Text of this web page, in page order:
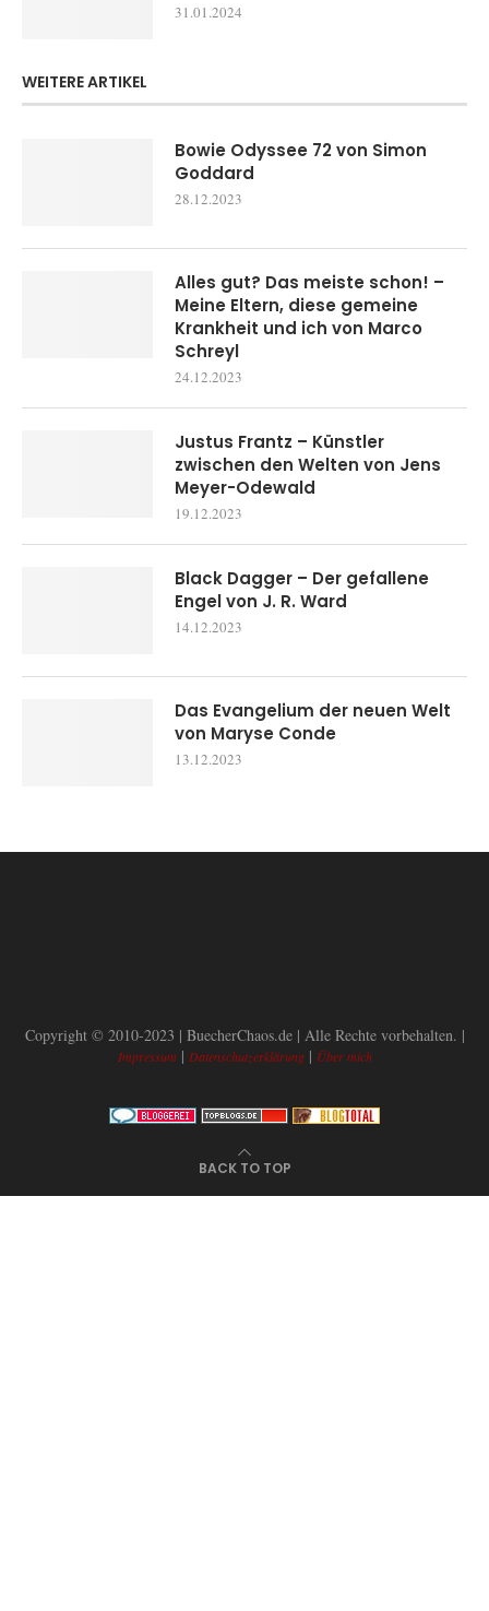
31.01.2024
WEITERE ARTIKEL
Bowie Odyssee 72 von Simon
Goddard
28.12.2023
Alles gut? Das meiste schon! –
Meine Eltern, diese gemeine
Krankheit und ich von Marco
Schreyl
24.12.2023
Justus Frantz – Künstler
zwischen den Welten von Jens
Meyer-Odewald
19.12.2023
Black Dagger – Der gefallene
Engel von J. R. Ward
14.12.2023
Das Evangelium der neuen Welt
von Maryse Conde
13.12.2023
Copyright © 2010-2023 | BuecherChaos.de | Alle Rechte vorbehalten. |
Impressum | Datenschutzerklärung| Über mich
BACK TO TOP